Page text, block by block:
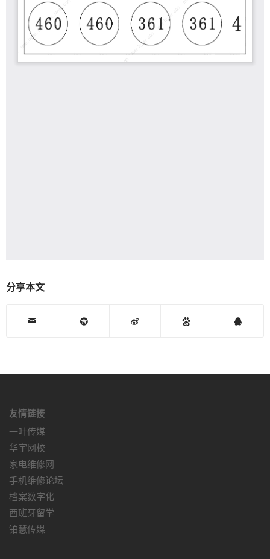
分享本文
友情链接
一叶传媒
华宇网校
家电维修网
手机维修论坛
档案数字化
西班牙留学
铂慧传媒